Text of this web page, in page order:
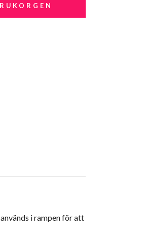
i rampen för att